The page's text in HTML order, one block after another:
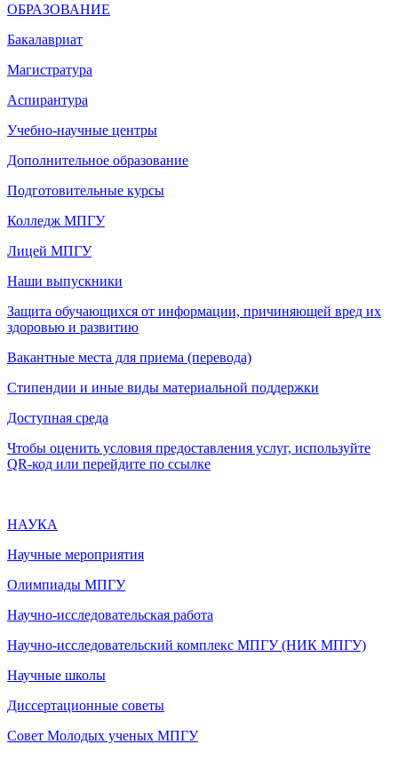
ОБРАЗОВАНИЕ
Бакалавриат
Магистратура
Аспирантура
Учебно-научные центры
Дополнительное образование
Подготовительные курсы
Колледж МПГУ
Лицей МПГУ
Наши выпускники
Защита обучающихся от информации, причиняющей вред их
здоровью и развитию
Вакантные места для приема (перевода)
Стипендии и иные виды материальной поддержки
Доступная среда
Чтобы оценить условия предоставления услуг, используйте
QR-код или перейдите по ссылке
НАУКА
Научные мероприятия
Олимпиады МПГУ
Научно-исследовательская работа
Научно-исследовательский комплекс МПГУ (НИК МПГУ)
Научные школы
Диссертационные советы
Совет Молодых ученых МПГУ